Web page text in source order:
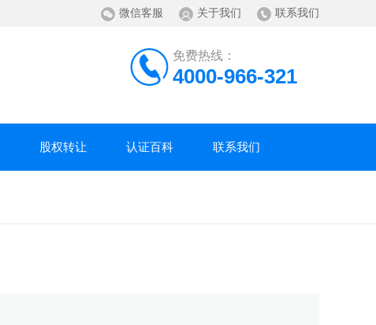
微信客服 关于我们 联系我们
免费热线：
4000-966-321
股权转让 认证百科 联系我们